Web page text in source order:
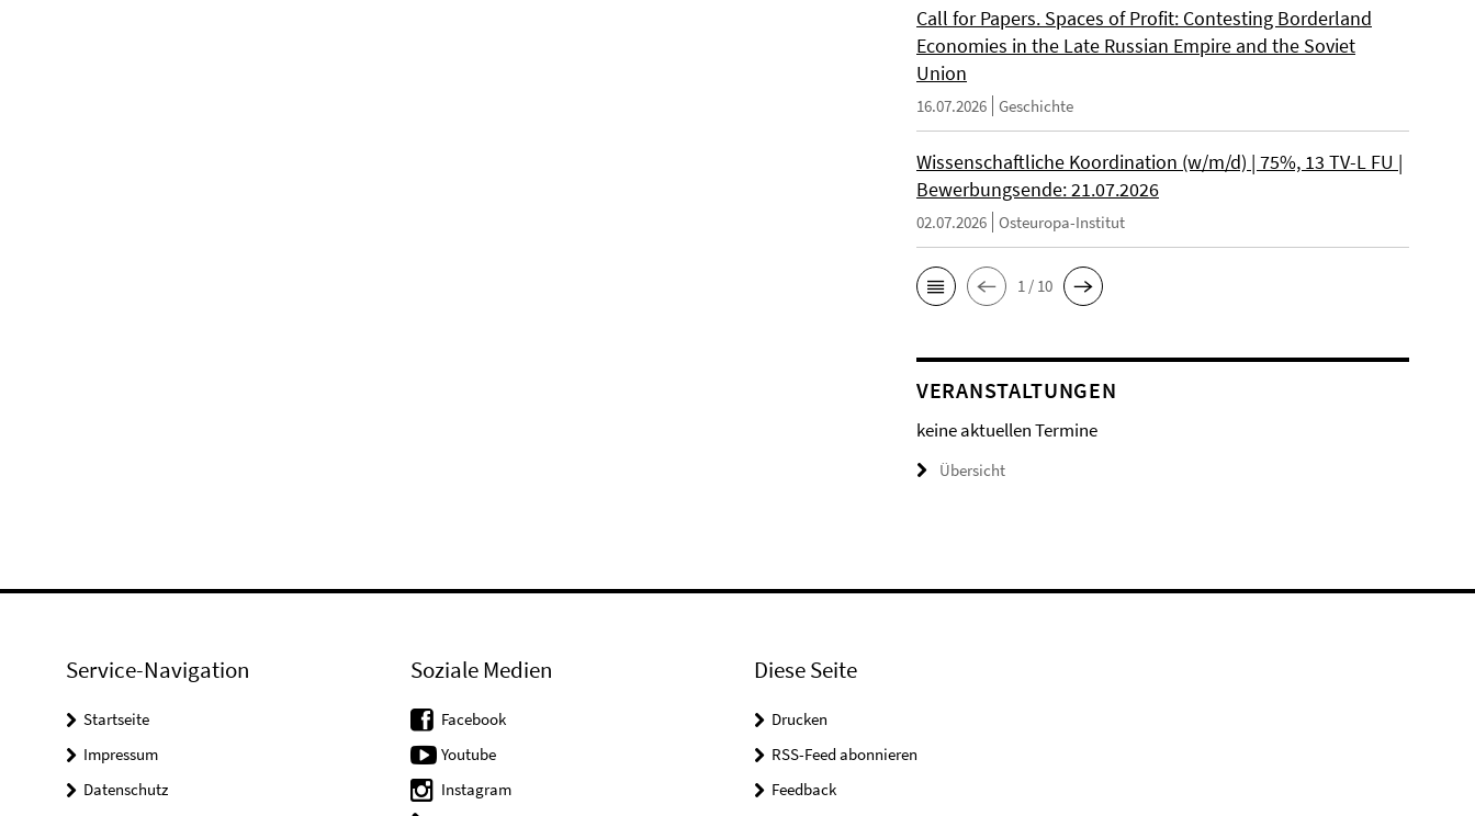
Call for Papers. Spaces of Profit: Contesting Borderland
Economies in the Late Russian Empire and the Soviet
Union
16.07.2026 Geschichte
Wissenschaftliche Koordination (w/m/d) | 75%, 13 TV-L FU |
Bewerbungsende: 21.07.2026
02.07.2026 Osteuropa-Institut
1 / 10
VERANSTALTUNGEN
keine aktuellen Termine
Übersicht
Service-Navigation
Startseite
Impressum
Datenschutz
Soziale Medien
Facebook
Youtube
Instagram
Diese Seite
Drucken
RSS-Feed abonnieren
Feedback